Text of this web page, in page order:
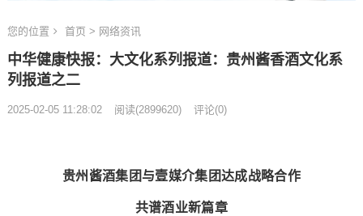
您的位置 首页 > 网络资讯
中华健康快报：大文化系列报道：贵州酱香酒文化系
列报道之二
2025-02-05 11:28:02 阅读(2899620) 评论(0)
贵州酱酒集团与壹媒介集团达成战略合作
共谱酒业新篇章